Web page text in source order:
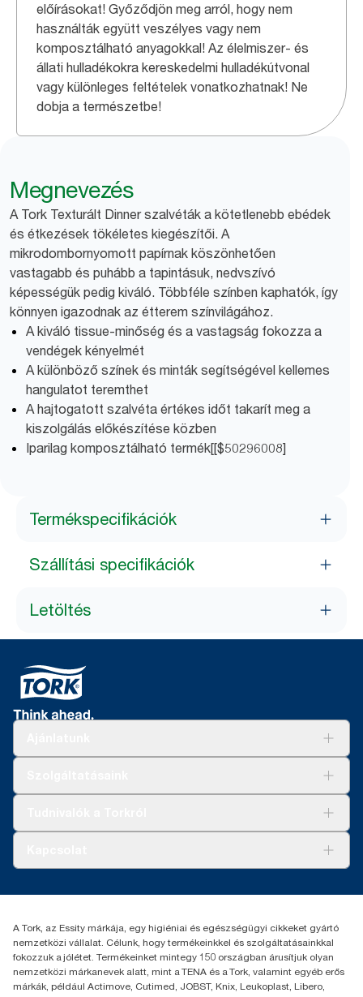
előírásokat! Győződjön meg arról, hogy nem
használták együtt veszélyes vagy nem
komposztálható anyagokkal! Az élelmiszer- és
állati hulladékokra kereskedelmi hulladékútvonal
vagy különleges feltételek vonatkozhatnak! Ne
dobja a természetbe!
Megnevezés
A Tork Texturált Dinner szalvéták a kötetlenebb ebédek
és étkezések tökéletes kiegészítői. A
mikrodombornyomott papírnak köszönhetően
vastagabb és puhább a tapintásuk, nedvszívó
képességük pedig kiváló. Többféle színben kaphatók, így
könnyen igazodnak az étterem színvilágához.
A kiváló tissue-minőség és a vastagság fokozza a
vendégek kényelmét
A különböző színek és minták segítségével kellemes
hangulatot teremthet
A hajtogatott szalvéta értékes időt takarít meg a
kiszolgálás előkészítése közben
Iparilag komposztálható termék[[$50296008]
Termékspecifikációk
Szállítási specifikációk
Letöltés
+36 1 392 2176
H-1021 Budapest
Budakeszi út 51.
A Tork, az Essity márkája, egy higiéniai és egészségügyi cikkeket gyártó
nemzetközi vállalat. Célunk, hogy termékeinkkel és szolgáltatásainkkal
fokozzuk a jólétet. Termékeinket mintegy 150 országban árusítjuk olyan
nemzetközi márkanevek alatt, mint a TENA és a Tork, valamint egyéb erős
márkák, például Actimove, Cutimed, JOBST, Knix, Leukoplast, Libero,